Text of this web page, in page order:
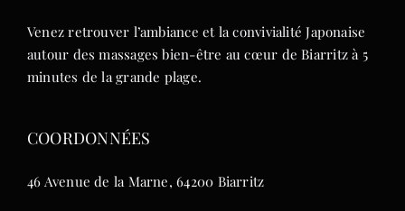
Venez retrouver l’ambiance et la convivialité Japonaise
autour des massages bien-être au cœur de Biarritz à 5
minutes de la grande plage.
COORDONNÉES
46 Avenue de la Marne, 64200 Biarritz